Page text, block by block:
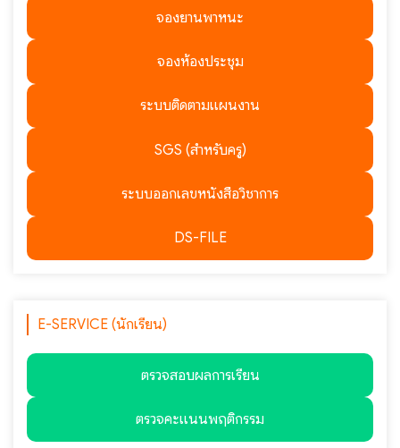
จองยานพาหนะ
จองห้องประชุม
ระบบติดตามแผนงาน
SGS (สำหรับครู)
ระบบออกเลขหนังสือวิชาการ
DS-FILE
E-SERVICE (นักเรียน)
ตรวจสอบผลการเรียน
ตรวจคะแนนพฤติกรรม